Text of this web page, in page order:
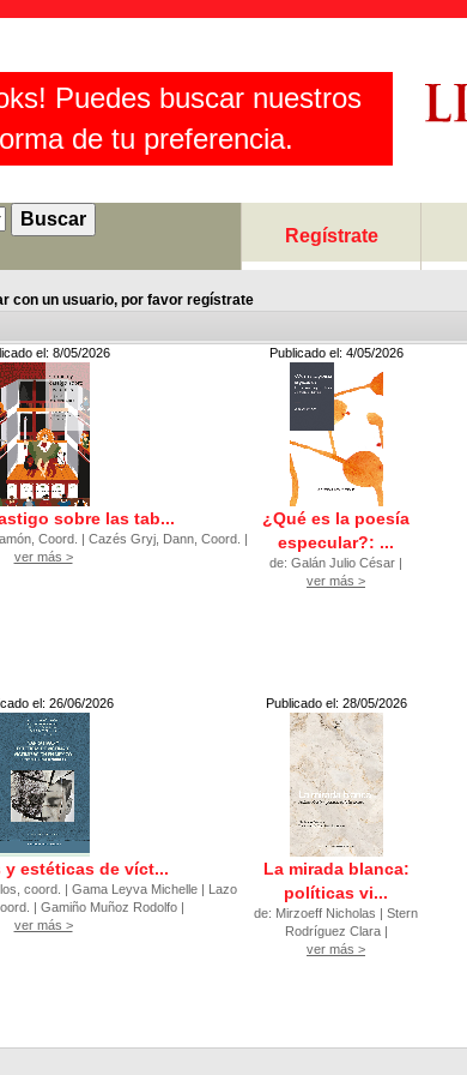
Puedes buscar nuestros
de tu preferencia.
Regístrate
con un usuario, por favor regístrate
el: 8/05/2026
sobre las tab...
Coord. | Cazés Gryj, Dann, Coord. |
ver más >
Publicado el: 4/05/2026
¿Qué es la poesía
especular?: ...
de: Galán Julio César |
ver más >
el: 26/06/2026
y estéticas de víct...
coord. | Gama Leyva Michelle | Lazo
| Gamiño Muñoz Rodolfo |
ver más >
Publicado el: 28/05/2026
La mirada blanca:
políticas vi...
de: Mirzoeff Nicholas | Stern
Rodríguez Clara |
ver más >